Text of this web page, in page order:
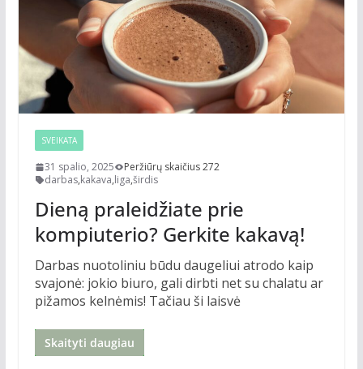
SVEIKATA
31 spalio, 2025
Peržiūrų skaičius 272
darbas,kakava,liga,širdis
Dieną praleidžiate prie
kompiuterio? Gerkite kakavą!
Darbas nuotoliniu būdu daugeliui atrodo kaip
svajonė: jokio biuro, gali dirbti net su chalatu ar
pižamos kelnėmis! Tačiau ši laisvė
Skaityti daugiau